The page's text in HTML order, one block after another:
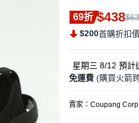
69折 $438
$200首購折扣價
星期三 8/12 預計
免運費 (購買火箭
賣家： Coupang